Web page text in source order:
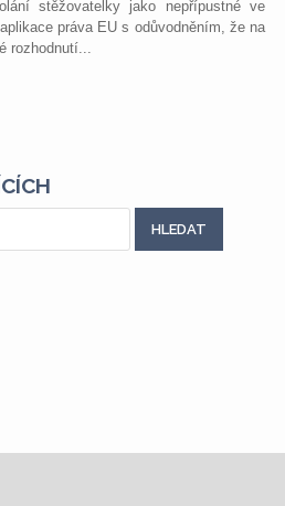
stěžovatelky jako nepřípustné ve
práva EU s odůvodněním, že na
rozhodnutí...